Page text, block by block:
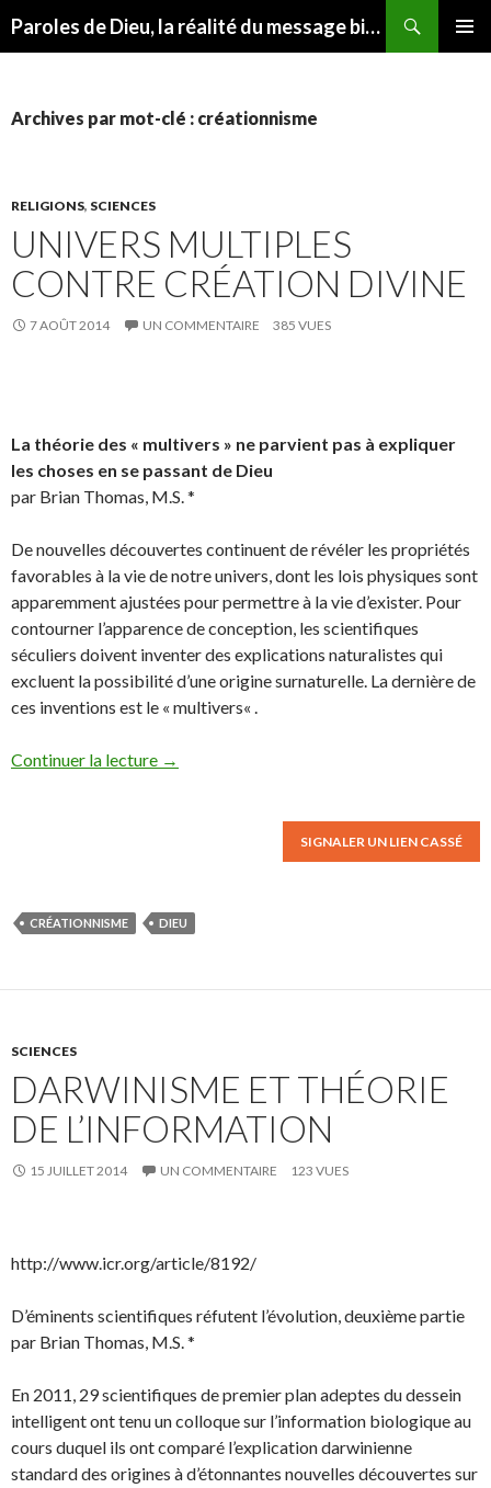
Paroles de Dieu, la réalité du message biblique
Archives par mot-clé : créationnisme
RELIGIONS, SCIENCES
UNIVERS MULTIPLES
CONTRE CRÉATION DIVINE
7 AOÛT 2014 UN COMMENTAIRE 385 VUES
La théorie des « multivers » ne parvient pas à expliquer
les choses en se passant de Dieu
par Brian Thomas, M.S. *
De nouvelles découvertes continuent de révéler les propriétés
favorables à la vie de notre univers, dont les lois physiques sont
apparemment ajustées pour permettre à la vie d’exister. Pour
contourner l’apparence de conception, les scientifiques
séculiers doivent inventer des explications naturalistes qui
excluent la possibilité d’une origine surnaturelle. La dernière de
ces inventions est le « multivers« .
Continuer la lecture →
SIGNALER UN LIEN CASSÉ
CRÉATIONNISME DIEU
SCIENCES
DARWINISME ET THÉORIE
DE L’INFORMATION
15 JUILLET 2014 UN COMMENTAIRE 123 VUES
http://www.icr.org/article/8192/
D’éminents scientifiques réfutent l’évolution, deuxième partie
par Brian Thomas, M.S.*
En 2011, 29 scientifiques de premier plan adeptes du dessein
intelligent ont tenu un colloque sur l’information biologique au
cours duquel ils ont comparé l’explication darwinienne
standard des origines à d’étonnantes nouvelles découvertes sur